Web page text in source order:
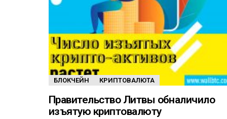
БЛОКЧЕЙН КРИПТОВАЛЮТА
Правительство Литвы обналичило
изъятую криптовалюту